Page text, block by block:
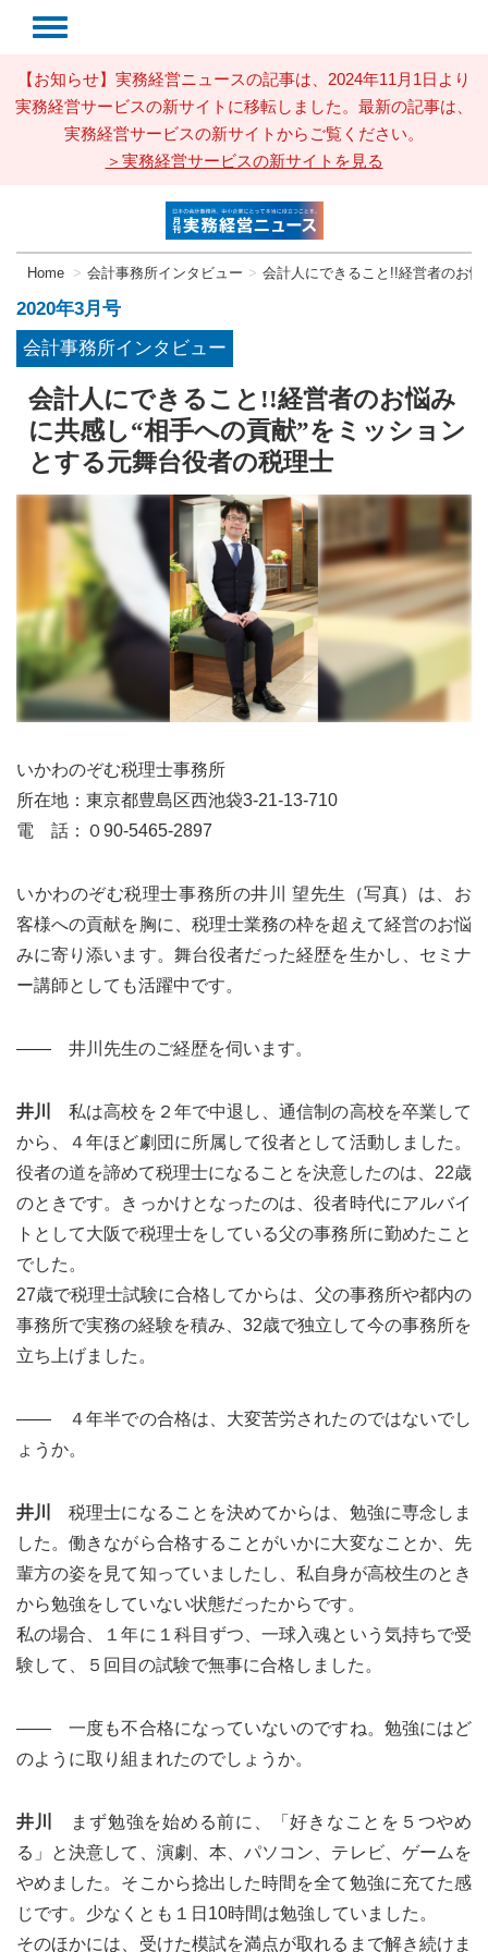
【お知らせ】実務経営ニュースの記事は、2024年11月1日より
実務経営サービスの新サイトに移転しました。最新の記事は、
実務経営サービスの新サイトからご覧ください。
＞実務経営サービスの新サイトを見る
Home 会計事務所インタビュー 会計人にできること!!経営者のお
2020年3月号
会計事務所インタビュー
会計人にできること!!経営者のお悩み
に共感し“相手への貢献”をミッション
とする元舞台役者の税理士
いかわのぞむ税理士事務所
所在地：東京都豊島区西池袋3-21-13-710
電 話：０90-5465-2897
いかわのぞむ税理士事務所の井川 望先生（写真）は、お
客様への貢献を胸に、税理士業務の枠を超えて経営のお悩
みに寄り添います。舞台役者だった経歴を生かし、セミナ
ー講師としても活躍中です。
―― 井川先生のご経歴を伺います。
井川私は高校を２年で中退し、通信制の高校を卒業して
から、４年ほど劇団に所属して役者として活動しました。
役者の道を諦めて税理士になることを決意したのは、22歳
のときです。きっかけとなったのは、役者時代にアルバイ
トとして大阪で税理士をしている父の事務所に勤めたこと
でした。
27歳で税理士試験に合格してからは、父の事務所や都内の
事務所で実務の経験を積み、32歳で独立して今の事務所を
立ち上げました。
―― ４年半での合格は、大変苦労されたのではないでし
ょうか。
井川税理士になることを決めてからは、勉強に専念しま
した。働きながら合格することがいかに大変なことか、先
輩方の姿を見て知っていましたし、私自身が高校生のとき
から勉強をしていない状態だったからです。
私の場合、１年に１科目ずつ、一球入魂という気持ちで受
験して、５回目の試験で無事に合格しました。
―― 一度も不合格になっていないのですね。勉強にはど
のように取り組まれたのでしょうか。
井川
まず勉強を始める前に、「好きなことを５つやめ
る」と決意して、演劇、本、パソコン、テレビ、ゲームを
やめました。そこから捻出した時間を全て勉強に充てた感
じです。少なくとも１日10時間は勉強していました。
そのほかには、受けた模試を満点が取れるまで解き続けま